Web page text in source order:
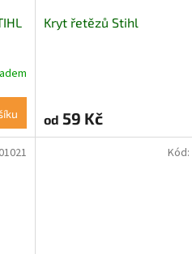
Kryt řetězů Stihl
od 59 Kč
Kód: